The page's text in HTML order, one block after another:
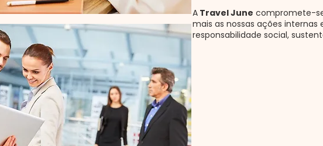
A Travel June compromete-
mais as nossas ações
responsabilidade social,